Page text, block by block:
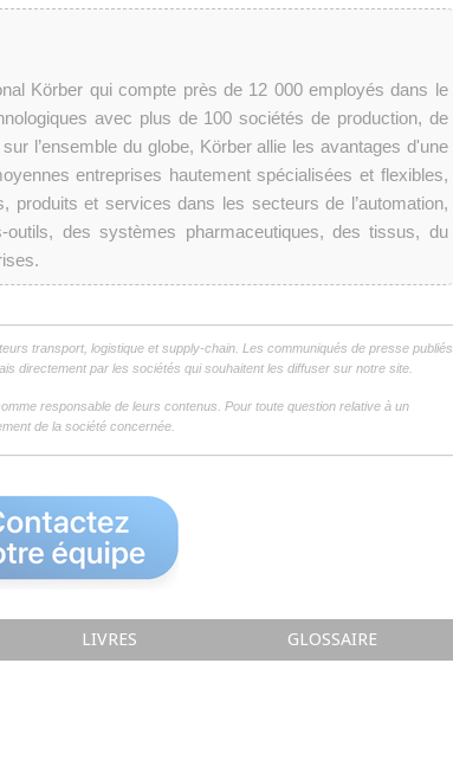
Körber qui compte près de 12 000 employés dans le
avec plus de 100 sociétés de production, de
l’ensemble du globe, Körber allie les avantages d'une
entreprises hautement spécialisées et flexibles,
produits et services dans les secteurs de l’automation,
des systèmes pharmaceutiques, des tissus, du
transport, logistique et supply-chain. Les communiqués de presse publiés
directement par les sociétés qui souhaitent les diffuser sur notre site.
responsable de leurs contenus. Pour toute question relative à un
de la société concernée.
LIVRES GLOSSAIRE